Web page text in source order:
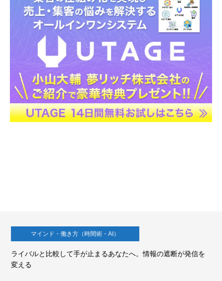
マインド・働き方（時間術・AI）
ライバルと比較して手が止まるあなたへ。情報の遮断が発信を
変える